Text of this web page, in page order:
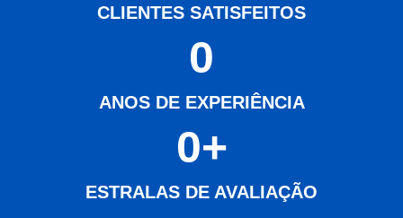
CLIENTES SATISFEITOS
ANOS DE EXPERIÊNCIA
0
ESTRALAS DE AVALIAÇÃO
0+